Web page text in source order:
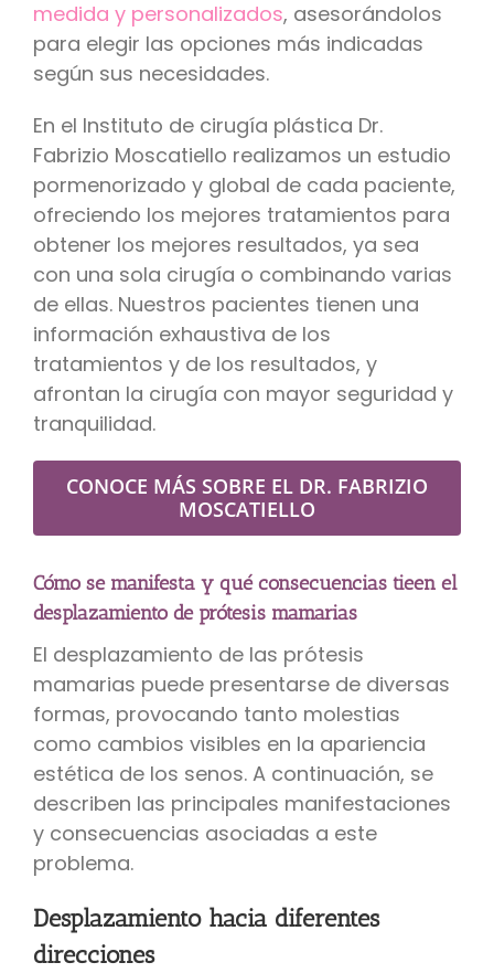
medida y personalizados, asesorándolos
para elegir las opciones más indicadas
según sus necesidades.
En el Instituto de cirugía plástica Dr.
Fabrizio Moscatiello realizamos un estudio
pormenorizado y global de cada paciente,
ofreciendo los mejores tratamientos para
obtener los mejores resultados, ya sea
con una sola cirugía o combinando varias
de ellas. Nuestros pacientes tienen una
información exhaustiva de los
tratamientos y de los resultados, y
afrontan la cirugía con mayor seguridad y
tranquilidad.
CONOCE MÁS SOBRE EL DR. FABRIZIO
MOSCATIELLO
Cómo se manifesta y qué consecuencias tieen el
desplazamiento de prótesis mamarias
El desplazamiento de las prótesis
mamarias puede presentarse de diversas
formas, provocando tanto molestias
como cambios visibles en la apariencia
estética de los senos. A continuación, se
describen las principales manifestaciones
y consecuencias asociadas a este
problema.
Desplazamiento hacia diferentes
direcciones